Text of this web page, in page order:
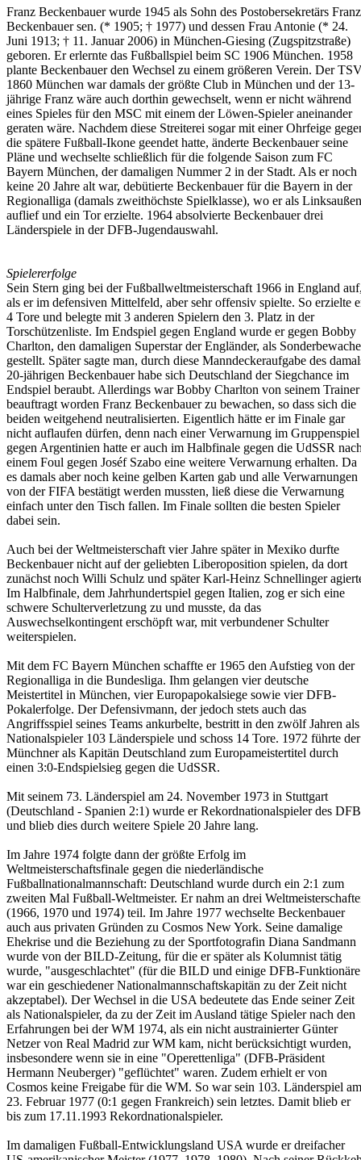
Franz Beckenbauer wurde 1945 als Sohn des Postobersekretärs Franz
Beckenbauer sen. (* 1905; † 1977) und dessen Frau Antonie (* 24.
Juni 1913; † 11. Januar 2006) in München-Giesing (Zugspitzstraße)
geboren. Er erlernte das Fußballspiel beim SC 1906 München. 1958
plante Beckenbauer den Wechsel zu einem größeren Verein. Der
1860 München war damals der größte Club in München und der 13-
jährige Franz wäre auch dorthin gewechselt, wenn er nicht während
eines Spieles für den MSC mit einem der Löwen-Spieler aneinander
geraten wäre. Nachdem diese Streiterei sogar mit einer Ohrfeige
die spätere Fußball-Ikone geendet hatte, änderte Beckenbauer seine
Pläne und wechselte schließlich für die folgende Saison zum FC
Bayern München, der damaligen Nummer 2 in der Stadt. Als er noch
keine 20 Jahre alt war, debütierte Beckenbauer für die Bayern in der
Regionalliga (damals zweithöchste Spielklasse), wo er als Linksaußen
auflief und ein Tor erzielte. 1964 absolvierte Beckenbauer drei
Länderspiele in der DFB-Jugendauswahl.
Spielererfolge
Sein Stern ging bei der Fußballweltmeisterschaft 1966 in England
als er im defensiven Mittelfeld, aber sehr offensiv spielte. So erzielte
4 Tore und belegte mit 3 anderen Spielern den 3. Platz in der
Torschützenliste. Im Endspiel gegen England wurde er gegen Bobby
Charlton, den damaligen Superstar der Engländer, als
gestellt. Später sagte man, durch diese Manndeckeraufgabe des
20-jährigen Beckenbauer habe sich Deutschland der Siegchance im
Endspiel beraubt. Allerdings war Bobby Charlton von seinem Trainer
beauftragt worden Franz Beckenbauer zu bewachen, so dass sich die
beiden weitgehend neutralisierten. Eigentlich hätte er im Finale gar
nicht auflaufen dürfen, denn nach einer Verwarnung im Gruppenspiel
gegen Argentinien hatte er auch im Halbfinale gegen die UdSSR
einem Foul gegen Joséf Szabo eine weitere Verwarnung erhalten. Da
es damals aber noch keine gelben Karten gab und alle Verwarnungen
von der FIFA bestätigt werden mussten, ließ diese die Verwarnung
einfach unter den Tisch fallen. Im Finale sollten die besten Spieler
dabei sein.
Auch bei der Weltmeisterschaft vier Jahre später in Mexiko durfte
Beckenbauer nicht auf der geliebten Liberoposition spielen, da dort
zunächst noch Willi Schulz und später Karl-Heinz Schnellinger
Im Halbfinale, dem Jahrhundertspiel gegen Italien, zog er sich eine
schwere Schulterverletzung zu und musste, da das
Auswechselkontingent erschöpft war, mit verbundener Schulter
weiterspielen.
Mit dem FC Bayern München schaffte er 1965 den Aufstieg von der
Regionalliga in die Bundesliga. Ihm gelangen vier deutsche
Meistertitel in München, vier Europapokalsiege sowie vier DFB-
Pokalerfolge. Der Defensivmann, der jedoch stets auch das
Angriffsspiel seines Teams ankurbelte, bestritt in den zwölf Jahren als
Nationalspieler 103 Länderspiele und schoss 14 Tore. 1972 führte der
Münchner als Kapitän Deutschland zum Europameistertitel durch
einen 3:0-Endspielsieg gegen die UdSSR.
Mit seinem 73. Länderspiel am 24. November 1973 in Stuttgart
(Deutschland - Spanien 2:1) wurde er Rekordnationalspieler des DFB
und blieb dies durch weitere Spiele 20 Jahre lang.
Im Jahre 1974 folgte dann der größte Erfolg im
Weltmeisterschaftsfinale gegen die niederländische
Fußballnationalmannschaft: Deutschland wurde durch ein 2:1 zum
zweiten Mal Fußball-Weltmeister. Er nahm an drei
(1966, 1970 und 1974) teil. Im Jahre 1977 wechselte Beckenbauer
auch aus privaten Gründen zu Cosmos New York. Seine damalige
Ehekrise und die Beziehung zu der Sportfotografin Diana Sandmann
wurde von der BILD-Zeitung, für die er später als Kolumnist tätig
wurde, "ausgeschlachtet" (für die BILD und einige DFB-Funktionäre
war ein geschiedener Nationalmannschaftskapitän zu der Zeit nicht
akzeptabel). Der Wechsel in die USA bedeutete das Ende seiner Zeit
als Nationalspieler, da zu der Zeit im Ausland tätige Spieler nach den
Erfahrungen bei der WM 1974, als ein nicht austrainierter Günter
Netzer von Real Madrid zur WM kam, nicht berücksichtigt wurden,
insbesondere wenn sie in eine "Operettenliga" (DFB-Präsident
Hermann Neuberger) "geflüchtet" waren. Zudem erhielt er von
Cosmos keine Freigabe für die WM. So war sein 103. Länderspiel am
23. Februar 1977 (0:1 gegen Frankreich) sein letztes. Damit blieb er
bis zum 17.11.1993 Rekordnationalspieler.
Im damaligen Fußball-Entwicklungsland USA wurde er dreifacher